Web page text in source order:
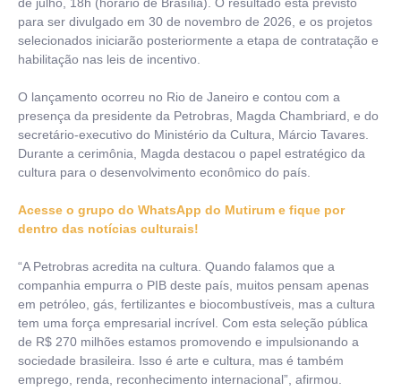
para ser divulgado em 30 de novembro de 2026, e os projetos
selecionados iniciarão posteriormente a etapa de contratação e
habilitação nas leis de incentivo.
O lançamento ocorreu no Rio de Janeiro e contou com a
presença da presidente da Petrobras, Magda Chambriard, e do
secretário-executivo do Ministério da Cultura, Márcio Tavares.
Durante a cerimônia, Magda destacou o papel estratégico da
cultura para o desenvolvimento econômico do país.
Acesse o grupo do WhatsApp do Mutirum e fique por
dentro das notícias culturais!
“A Petrobras acredita na cultura. Quando falamos que a
companhia empurra o PIB deste país, muitos pensam apenas
em petróleo, gás, fertilizantes e biocombustíveis, mas a cultura
tem uma força empresarial incrível. Com esta seleção pública
de R$ 270 milhões estamos promovendo e impulsionando a
sociedade brasileira. Isso é arte e cultura, mas é também
emprego, renda, reconhecimento internacional”, afirmou.